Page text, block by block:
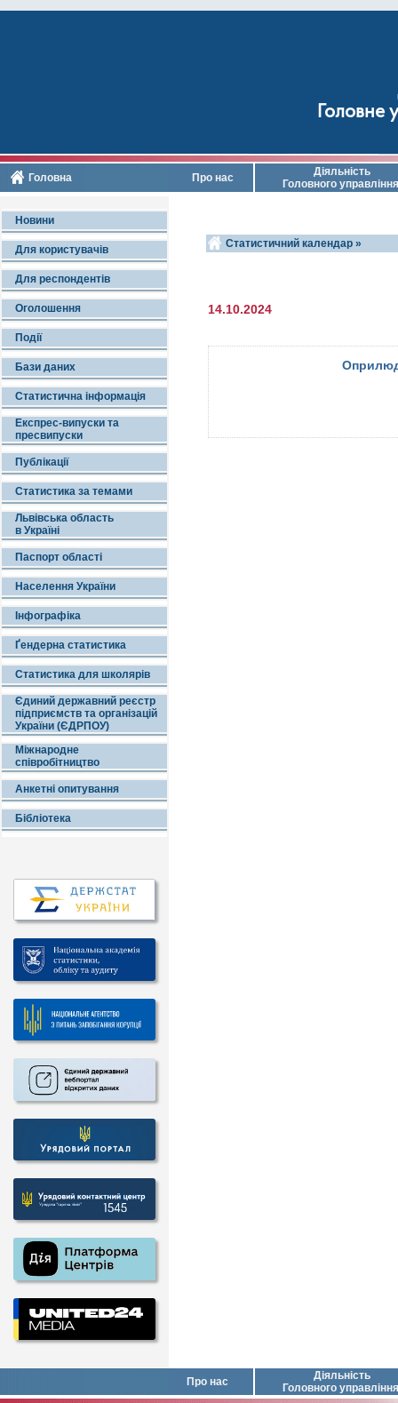
Головне
Головна Про нас
Діяльність
Головного управління
Новини
Для користувачів
Для респондентів
Оголошення
Події
Бази даних
Статистична інформація
Експрес-випуски та
пресвипуски
Публікації
Статистика за темами
Львівська область
в Україні
Паспорт області
Населення України
Інфографіка
Ґендерна статистика
Статистика для школярів
Єдиний державний реєстр
підприємств та організацій
України (ЄДРПОУ)
Міжнародне
співробітництво
Анкетні опитування
Бібліотека
Статистичний календар »
14.10.2024
Про нас
Діяльність
Головного управління